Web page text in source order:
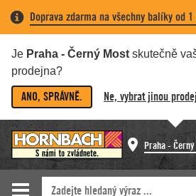
Doprava zdarma na všechny balíky od 1
Je Praha - Černý Most skutečně
prodejna?
ANO, SPRÁVNĚ. Ne, vybrat jinou
Praha - Černý